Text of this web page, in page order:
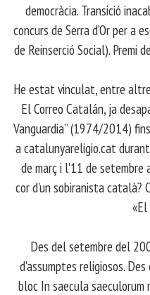
democràcia. Transició
concurs de Serra d’Or per a
de Reinserció Social). Premi
He estat vinculat, entre
El Correo Catalán, ja
Vanguardia” (1974/2014)
a catalunyareligio.cat
de març i l'11 de
cor d'un sobiranista català?
«El
Des del setembre del
d'assumptes religiosos.
bloc In saecula saeculorum